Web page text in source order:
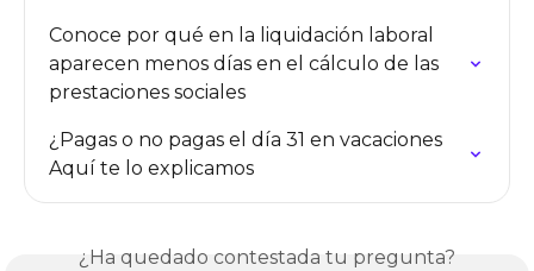
Conoce por qué en la liquidación laboral
aparecen menos días en el cálculo de las
prestaciones sociales
¿Pagas o no pagas el día 31 en vacaciones
Aquí te lo explicamos
¿Ha quedado contestada tu pregunta?